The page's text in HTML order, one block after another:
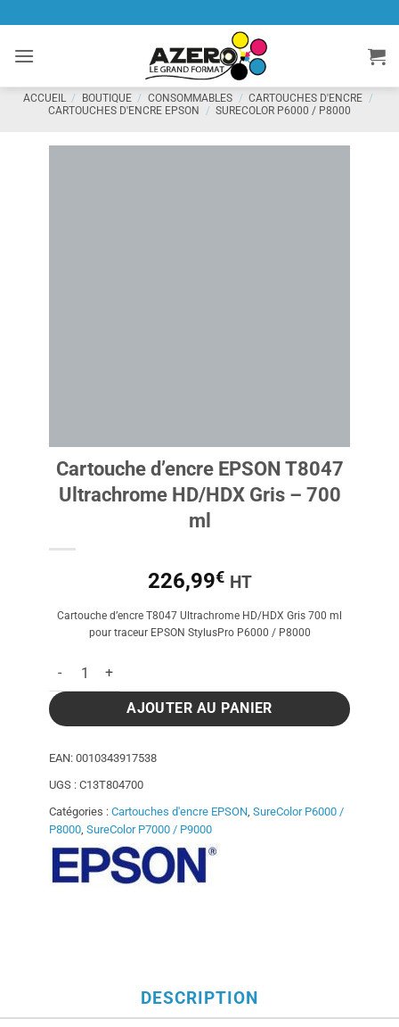
contenu
ACCUEIL / BOUTIQUE / CONSOMMABLES / CARTOUCHES D'ENCRE /
CARTOUCHES D'ENCRE EPSON
/ SURECOLOR P6000 / P8000
Cartouche d’encre EPSON T8047
Ultrachrome HD/HDX Gris – 700
ml
226,99€ HT
Cartouche d’encre T8047 Ultrachrome HD/HDX Gris 700 ml
pour traceur EPSON StylusPro P6000 / P8000
quantité de Cartouche d'encre EPSON T8047 Ultrachrome
AJOUTER AU PANIER
EAN: 0010343917538
UGS : C13T804700
Catégories : Cartouches d'encre EPSON SureColor P6000 /
P8000 SureColor P7000 / P9000
DESCRIPTION